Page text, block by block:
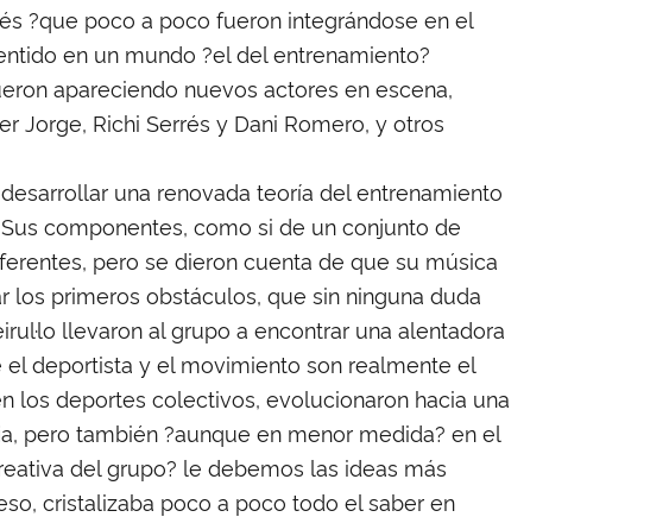
?que poco a poco fueron integrándose en el
en un mundo ?el del entrenamiento?
apareciendo nuevos actores en escena,
Jorge, Richi Serrés y Dani Romero, y otros
una renovada teoría del entrenamiento
componentes, como si de un conjunto de
pero se dieron cuenta de que su música
primeros obstáculos, que sin ninguna duda
llevaron al grupo a encontrar una alentadora
deportista y el movimiento son realmente el
los deportes colectivos, evolucionaron hacia una
pero también ?aunque en menor medida? en el
del grupo? le debemos las ideas más
cristalizaba poco a poco todo el saber en